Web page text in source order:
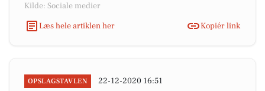
Kilde: Sociale medier
Læs hele artiklen her
Kopiér link
OPSLAGSTAVLEN 22-12-2020 16:51